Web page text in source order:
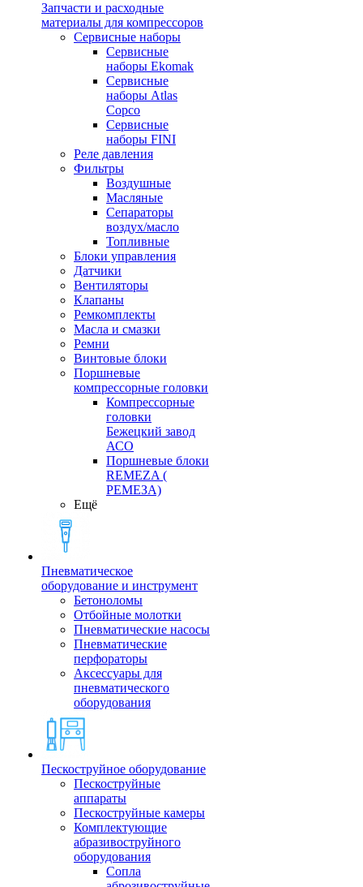
Запчасти и расходные
материалы для компрессоров
Cервисные наборы
Сервисные
наборы Ekomak
Cервисные
наборы Atlas
Copco
Сервисные
наборы FINI
Реле давления
Фильтры
Воздушные
Масляные
Сепараторы
воздух/масло
Топливные
Блоки управления
Датчики
Вентиляторы
Клапаны
Ремкомплекты
Масла и смазки
Ремни
Винтовые блоки
Поршневые
компрессорные головки
Компрессорные
головки
Бежецкий завод
АСО
Поршневые блоки
REMEZA (
РЕМЕЗА)
Ещё
Пневматическое
оборудование и инструмент
Бетоноломы
Отбойные молотки
Пневматические насосы
Пневматические
перфораторы
Аксессуары для
пневматического
оборудования
Пескоструйное оборудование
Пескоструйные
аппараты
Пескоструйные камеры
Комплектующие
абразивоструйного
оборудования
Сопла